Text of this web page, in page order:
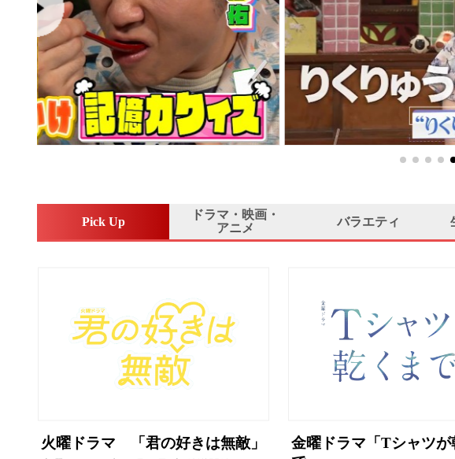
Pick Up
ドラマ・映画・
アニメ
バラエティ
火曜ドラマ 「君の好きは無敵」
金曜ドラマ「Tシャツが